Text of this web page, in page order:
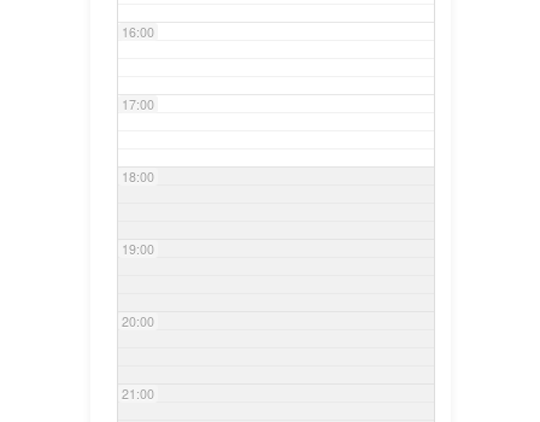
16:00
17:00
18:00
19:00
20:00
21:00